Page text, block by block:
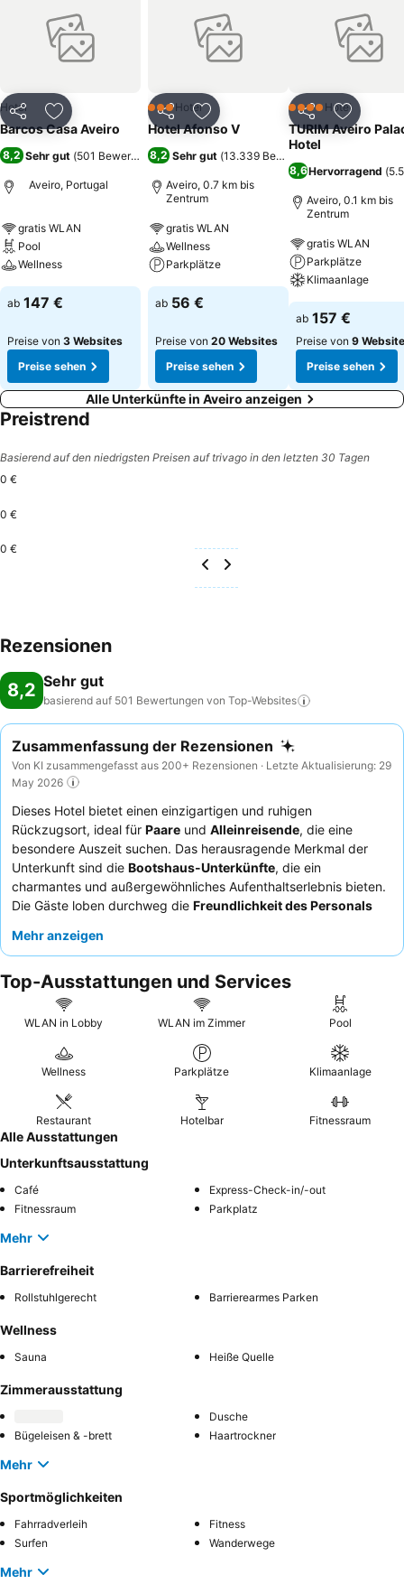
Teilen Zu Favoriten hinzufügen
Hotel
Barcos Casa Aveiro
8,2 Sehr gut (501 Bewertungen)
Aveiro, Portugal
gratis WLAN
Pool
Wellness
ab 147 €
Preise von 3 Websites
Preise sehen
Teilen Zu Favoriten hinzufügen
3 SterneHotel
Hotel Afonso V
8,2 Sehr gut (13.339 Bewertungen
Aveiro, 0.7 km bis
Zentrum
gratis WLAN
Wellness
Parkplätze
ab 56 €
Preise von 20 Websites
Preise sehen
Teilen Zu
4 SterneHotel
TURIM Aveiro
Hotel
8,6Hervorragend (
Aveiro, 0.1 km bis
Zentrum
gratis WLAN
Parkplätze
Klimaanlage
ab 157 €
Preise von 9
Preise sehen
Alle Unterkünfte in Aveiro anzeigen
Preistrend
Basierend auf den niedrigsten Preisen auf trivago in den letzten 30 Tagen
0 €
0 €
0 €
Rezensionen
8,2 Sehr gut
basierend auf 501 Bewertungen von Top-Websites
Zusammenfassung der Rezensionen
Von KI zusammengefasst aus 200+ Rezensionen · Letzte Aktualisierung: 29
May 2026
Dieses Hotel bietet einen einzigartigen und ruhigen
Rückzugsort, ideal für Paare und Alleinreisende, die eine
besondere Auszeit suchen. Das herausragende Merkmal der
Unterkunft sind die Bootshaus-Unterkünfte, die ein
charmantes und außergewöhnliches Aufenthaltserlebnis bieten.
Die Gäste loben durchweg die Freundlichkeit des Personals
Zimmer geliefert wird. Für ein wirklich entspannendes Erlebnis
Klimaanlage zu buchen, da einige Unterkünfte diese
Annehmlichkeit nicht bieten und dem Straßenlärm ausgesetzt
sein können.
Mehr anzeigen
Top-Ausstattungen und Services
WLAN in Lobby WLAN im Zimmer Pool
Wellness Parkplätze Klimaanlage
Restaurant Hotelbar Fitnessraum
Alle Ausstattungen
Unterkunftsausstattung
Café
Express-Check-in/-out
Fitnessraum
Parkplatz
Mehr
Barrierefreiheit
Rollstuhlgerecht Barrierearmes Parken
Wellness
Sauna Heiße Quelle
Zimmerausstattung
Dusche
Bügeleisen & -brett
Haartrockner
Mehr
Sportmöglichkeiten
Fahrradverleih
Fitness
Surfen
Wanderwege
Mehr